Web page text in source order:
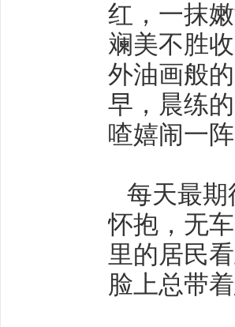
红，一抹
斓美不胜
外油画般
早，晨练
喳嬉闹一
每天最期
怀抱，无
里的居民
脸上总带